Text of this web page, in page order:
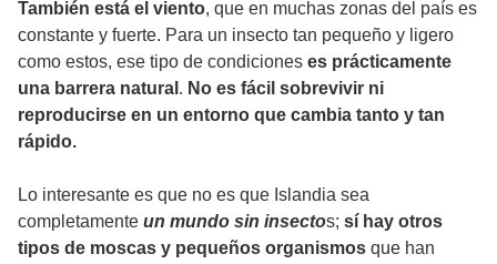
También está el viento, que en muchas zonas del país es
constante y fuerte. Para un insecto tan pequeño y ligero
como estos, ese tipo de condiciones es prácticamente
una barrera natural . No es fácil sobrevivir ni
reproducirse en un entorno que cambia tanto y tan
rápido.
Lo interesante es que no es que Islandia sea
completamente un mundo sin insectos; sí hay otros
tipos de moscas y pequeños organismos que han